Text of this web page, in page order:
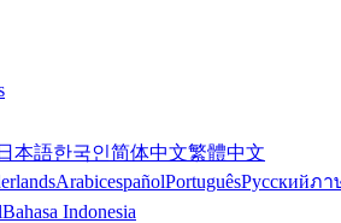
日本語한국인简体中文繁體中文
ArabicespañolPortuguêsРусскийภา
Bahasa Indonesia